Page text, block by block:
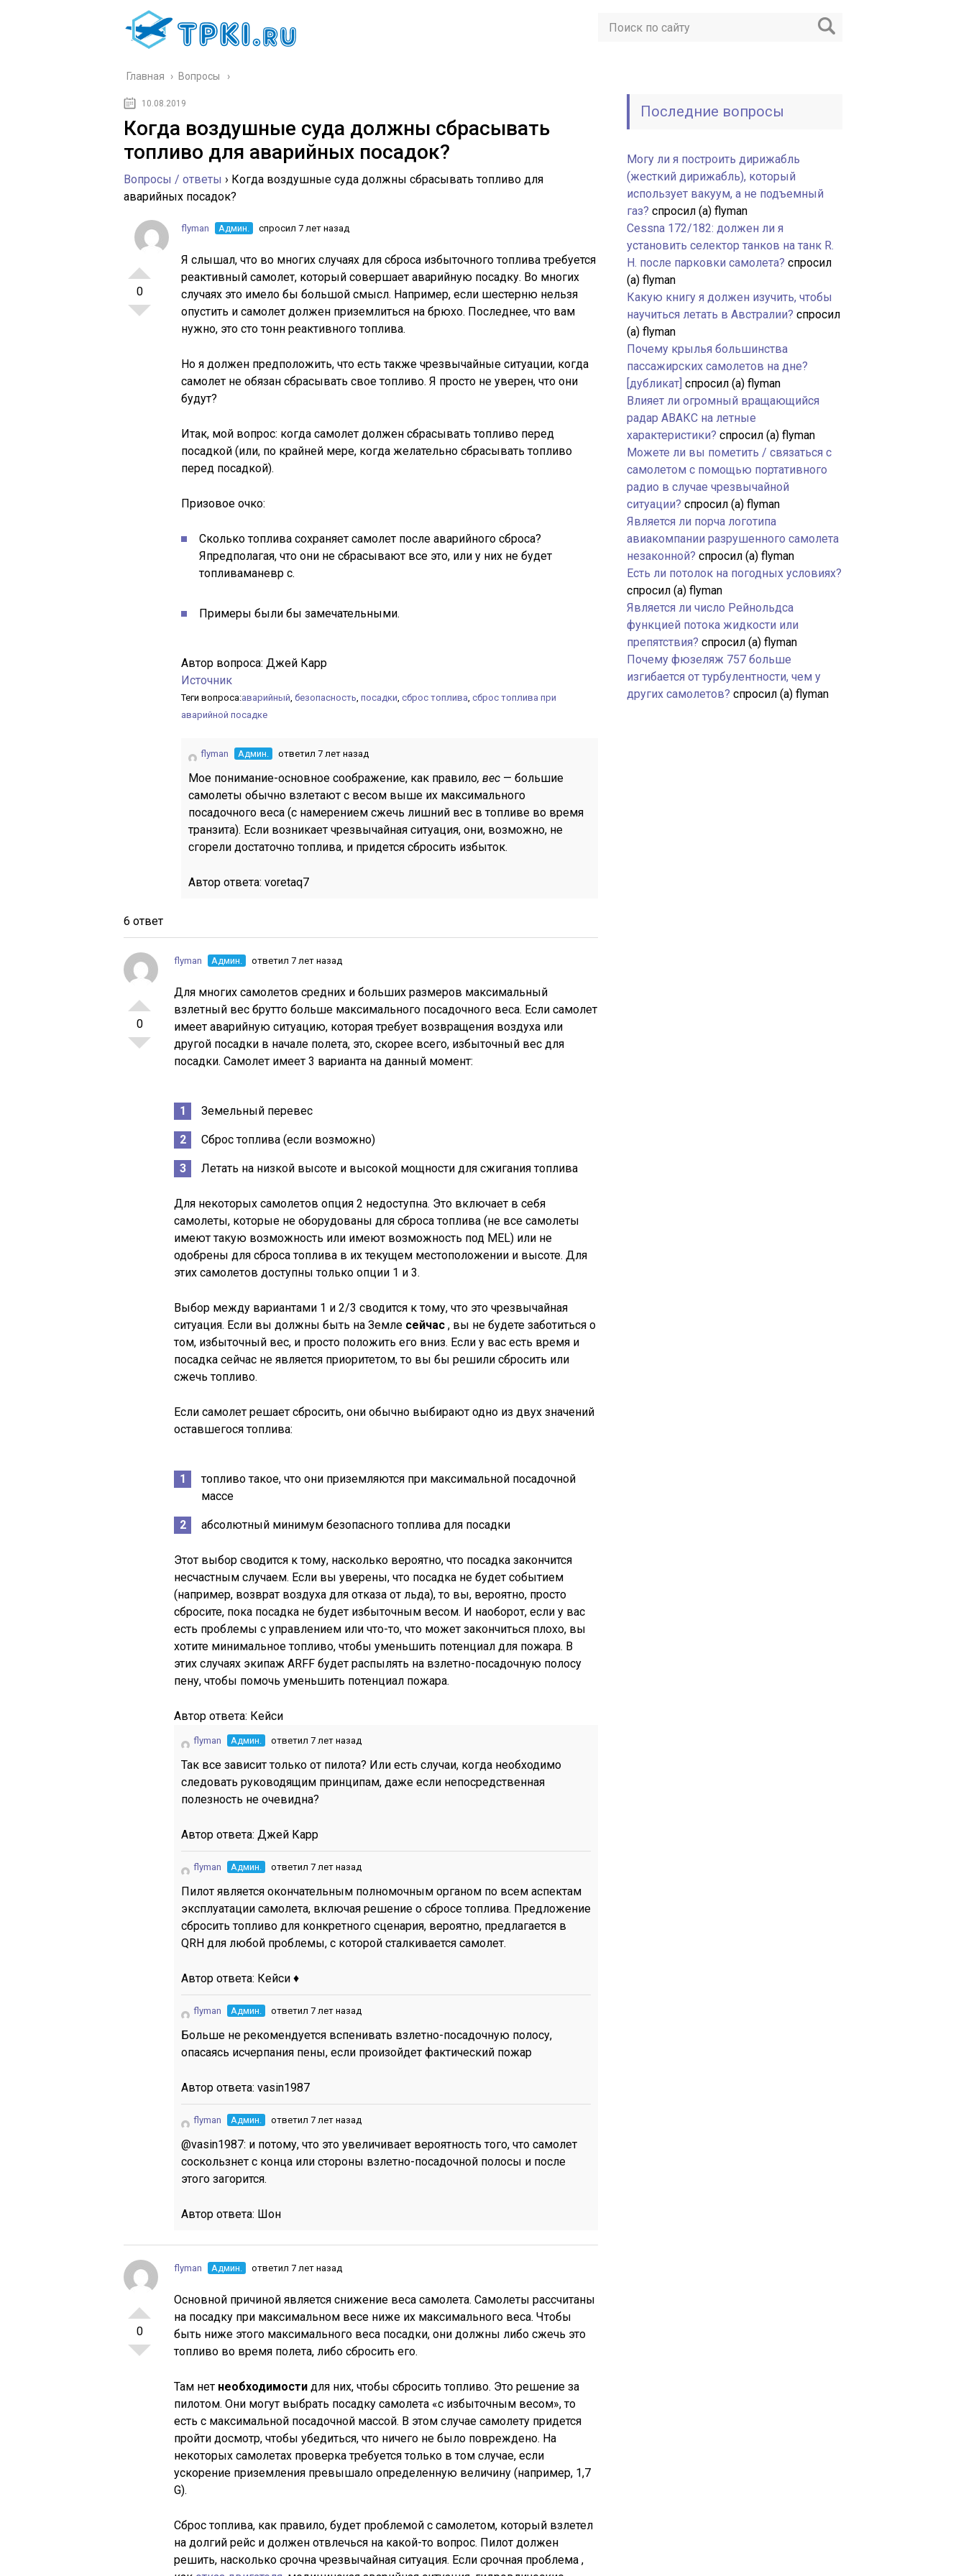
Главная › Вопросы
10.08.2019
Когда воздушные суда должны сбрасывать
топливо для аварийных посадок?
Вопросы / ответы › Когда воздушные суда должны сбрасывать топливо для
аварийных посадок?
0
flyman Админ. спросил 7 лет назад
Я слышал, что во многих случаях для сброса избыточного топлива требуется
реактивный самолет, который совершает аварийную посадку. Во многих
случаях это имело бы большой смысл. Например, если шестерню нельзя
опустить и самолет должен приземлиться на брюхо. Последнее, что вам
нужно, это сто тонн реактивного топлива.
Но я должен предположить, что есть также чрезвычайные ситуации, когда
самолет не обязан сбрасывать свое топливо. Я просто не уверен, что они
будут?
Итак, мой вопрос: когда самолет должен сбрасывать топливо перед
посадкой (или, по крайней мере, когда желательно сбрасывать топливо
перед посадкой).
Призовое очко:
Сколько топлива сохраняет самолет после аварийного сброса?
Япредполагая, что они не сбрасывают все это, или у них не будет
топливаманевр с.
Примеры были бы замечательными.
Автор вопроса: Джей Карр
Источник
Теги вопроса:аварийный, безопасность, посадки, сброс топлива, сброс топлива при
аварийной посадке
flyman Админ. ответил 7 лет назад
Мое понимание-основное соображение, как правило, вес — большие
самолеты обычно взлетают с весом выше их максимального
посадочного веса (с намерением сжечь лишний вес в топливе во время
транзита). Если возникает чрезвычайная ситуация, они, возможно, не
сгорели достаточно топлива, и придется сбросить избыток.
Автор ответа: voretaq7
6 ответ
0
flyman Админ. ответил 7 лет назад
Для многих самолетов средних и больших размеров максимальный
взлетный вес брутто больше максимального посадочного веса. Если самолет
имеет аварийную ситуацию, которая требует возвращения воздуха или
другой посадки в начале полета, это, скорее всего, избыточный вес для
посадки. Самолет имеет 3 варианта на данный момент:
Земельный перевес
Сброс топлива (если возможно)
Летать на низкой высоте и высокой мощности для сжигания топлива
Для некоторых самолетов опция 2 недоступна. Это включает в себя
самолеты, которые не оборудованы для сброса топлива (не все самолеты
имеют такую возможность или имеют возможность под MEL) или не
одобрены для сброса топлива в их текущем местоположении и высоте. Для
этих самолетов доступны только опции 1 и 3.
Выбор между вариантами 1 и 2/3 сводится к тому, что это чрезвычайная
ситуация. Если вы должны быть на Земле сейчас , вы не будете заботиться о
том, избыточный вес, и просто положить его вниз. Если у вас есть время и
посадка сейчас не является приоритетом, то вы бы решили сбросить или
сжечь топливо.
Если самолет решает сбросить, они обычно выбирают одно из двух значений
оставшегося топлива:
топливо такое, что они приземляются при максимальной посадочной
массе
абсолютный минимум безопасного топлива для посадки
Этот выбор сводится к тому, насколько вероятно, что посадка закончится
несчастным случаем. Если вы уверены, что посадка не будет событием
(например, возврат воздуха для отказа от льда), то вы, вероятно, просто
сбросите, пока посадка не будет избыточным весом. И наоборот, если у вас
есть проблемы с управлением или что-то, что может закончиться плохо, вы
хотите минимальное топливо, чтобы уменьшить потенциал для пожара. В
этих случаях экипаж ARFF будет распылять на взлетно-посадочную полосу
пену, чтобы помочь уменьшить потенциал пожара.
Автор ответа: Кейси
flyman Админ. ответил 7 лет назад
Так все зависит только от пилота? Или есть случаи, когда необходимо
следовать руководящим принципам, даже если непосредственная
полезность не очевидна?
Автор ответа: Джей Карр
flyman Админ. ответил 7 лет назад
Пилот является окончательным полномочным органом по всем аспектам
эксплуатации самолета, включая решение о сбросе топлива. Предложение
сбросить топливо для конкретного сценария, вероятно, предлагается в
QRH для любой проблемы, с которой сталкивается самолет.
Автор ответа: Кейси ♦
flyman Админ. ответил 7 лет назад
Больше не рекомендуется вспенивать взлетно-посадочную полосу,
опасаясь исчерпания пены, если произойдет фактический пожар
Автор ответа: vasin1987
flyman Админ. ответил 7 лет назад
@vasin1987: и потому, что это увеличивает вероятность того, что самолет
соскользнет с конца или стороны взлетно-посадочной полосы и после
этого загорится.
Автор ответа: Шон
0
flyman Админ. ответил 7 лет назад
Основной причиной является снижение веса самолета. Самолеты рассчитаны
на посадку при максимальном весе ниже их максимального веса. Чтобы
быть ниже этого максимального веса посадки, они должны либо сжечь это
топливо во время полета, либо сбросить его.
Там нет необходимости для них, чтобы сбросить топливо. Это решение за
пилотом. Они могут выбрать посадку самолета «с избыточным весом», то
есть с максимальной посадочной массой. В этом случае самолету придется
пройти досмотр, чтобы убедиться, что ничего не было повреждено. На
некоторых самолетах проверка требуется только в том случае, если
ускорение приземления превышало определенную величину (например, 1,7
G).
Сброс топлива, как правило, будет проблемой с самолетом, который взлетел
на долгий рейс и должен отвлечься на какой-то вопрос. Пилот должен
решить, насколько срочна чрезвычайная ситуация. Если срочная проблема ,
Последние вопросы
Могу ли я построить дирижабль
(жесткий дирижабль), который
использует вакуум, а не подъемный
газ? спросил (а) flyman
Cessna 172/182: должен ли я
установить селектор танков на танк R.
H. после парковки самолета? спросил
(а) flyman
Какую книгу я должен изучить, чтобы
научиться летать в Австралии? спросил
(а) flyman
Почему крылья большинства
пассажирских самолетов на дне?
[дубликат] спросил (а) flyman
Влияет ли огромный вращающийся
радар АВАКС на летные
характеристики? спросил (а) flyman
Можете ли вы пометить / связаться с
самолетом с помощью портативного
радио в случае чрезвычайной
ситуации? спросил (а) flyman
Является ли порча логотипа
авиакомпании разрушенного самолета
незаконной? спросил (а) flyman
Есть ли потолок на погодных условиях?
спросил (а) flyman
Является ли число Рейнольдса
функцией потока жидкости или
препятствия? спросил (а) flyman
Почему фюзеляж 757 больше
изгибается от турбулентности, чем у
других самолетов? спросил (а) flyman